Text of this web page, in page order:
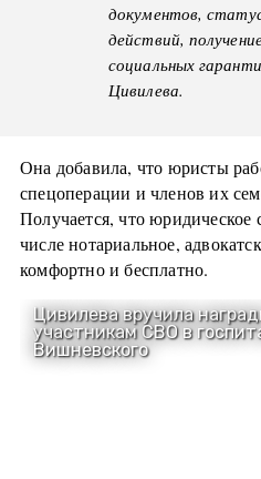
документов,
действий,
социальных
Цивилева.
Она добавила, что юристы
спецоперации и членов их
Получается, что
числе нотариальное,
комфортно и бесплатно.